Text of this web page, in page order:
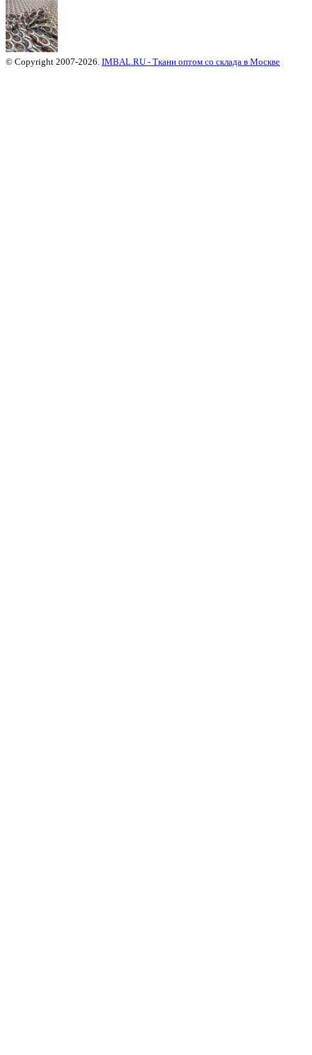
© Copyright 2007-2026. IMBAL.RU - Ткани оптом со склада в Москве